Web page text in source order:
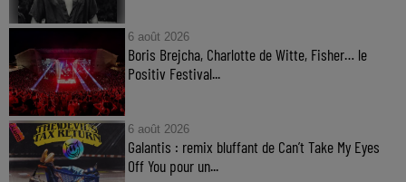
6 août 2026
Boris Brejcha, Charlotte de Witte, Fisher… le
Positiv Festival...
6 août 2026
Galantis : remix bluffant de Can’t Take My Eyes
Off You pour un...